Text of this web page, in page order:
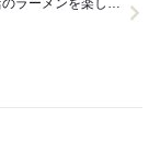
ラーメンを楽しむ